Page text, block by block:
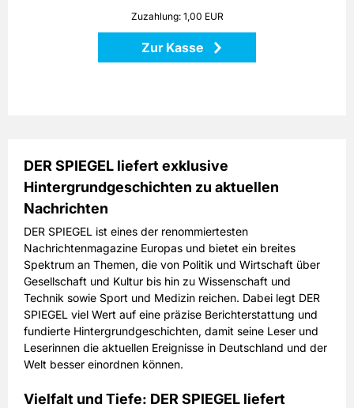
Zuzahlung: 1,00 EUR
Zur Kasse
DER SPIEGEL liefert exklusive
Hintergrundgeschichten zu aktuellen
Nachrichten
DER SPIEGEL ist eines der renommiertesten
Nachrichtenmagazine Europas und bietet ein breites
Spektrum an Themen, die von Politik und Wirtschaft über
Gesellschaft und Kultur bis hin zu Wissenschaft und
Technik sowie Sport und Medizin reichen. Dabei legt DER
SPIEGEL viel Wert auf eine präzise Berichterstattung und
fundierte Hintergrundgeschichten, damit seine Leser und
Leserinnen die aktuellen Ereignisse in Deutschland und der
Welt besser einordnen können.
Vielfalt und Tiefe: DER SPIEGEL liefert